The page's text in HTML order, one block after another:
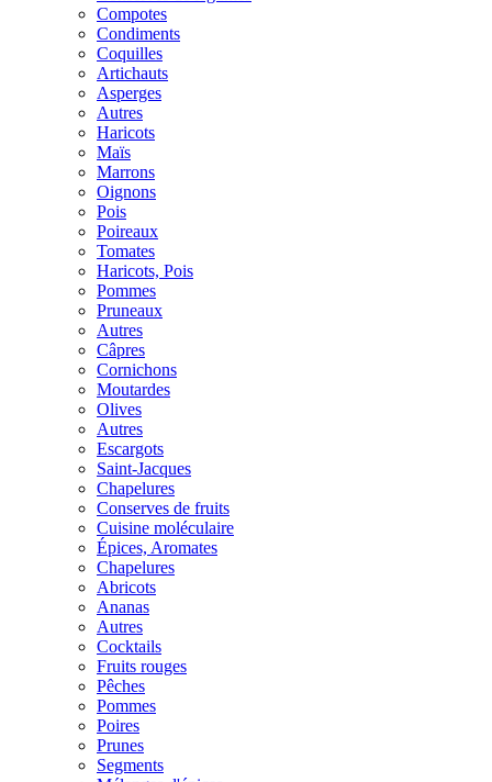
Compotes
Condiments
Coquilles
Artichauts
Asperges
Autres
Haricots
Maïs
Marrons
Oignons
Pois
Poireaux
Tomates
Haricots, Pois
Pommes
Pruneaux
Autres
Câpres
Cornichons
Moutardes
Olives
Autres
Escargots
Saint-Jacques
Chapelures
Conserves de fruits
Cuisine moléculaire
Épices, Aromates
Chapelures
Abricots
Ananas
Autres
Cocktails
Fruits rouges
Pêches
Pommes
Poires
Prunes
Segments